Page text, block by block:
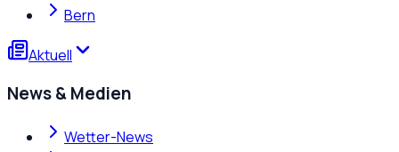
Bern
Aktuell
News & Medien
Wetter-News